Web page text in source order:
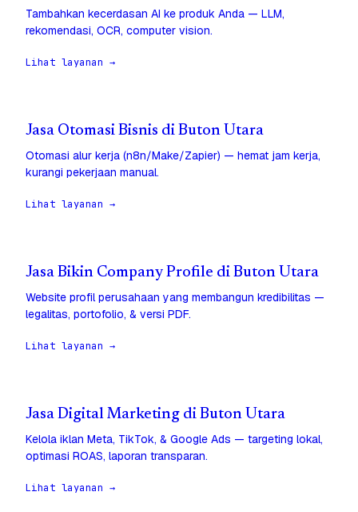
Tambahkan kecerdasan AI ke produk Anda — LLM,
rekomendasi, OCR, computer vision.
Lihat layanan →
Jasa Otomasi Bisnis di Buton Utara
Otomasi alur kerja (n8n/Make/Zapier) — hemat jam kerja,
kurangi pekerjaan manual.
Lihat layanan →
Jasa Bikin Company Profile di Buton Utara
Website profil perusahaan yang membangun kredibilitas —
legalitas, portofolio, & versi PDF.
Lihat layanan →
Jasa Digital Marketing di Buton Utara
Kelola iklan Meta, TikTok, & Google Ads — targeting lokal,
optimasi ROAS, laporan transparan.
Lihat layanan →